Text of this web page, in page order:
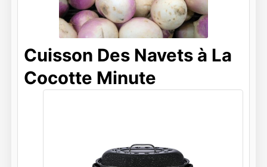
Cuisson Des Navets à La
Cocotte Minute